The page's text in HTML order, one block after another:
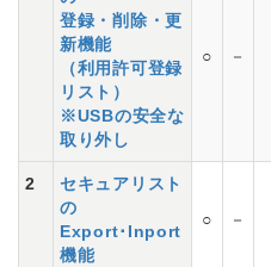
登録・削除・更
新機能
（利用許可登録
リスト）
※USBの安全な
取り外し
○ －
2
セキュアリスト
の
Export･Inport
機能
○ －